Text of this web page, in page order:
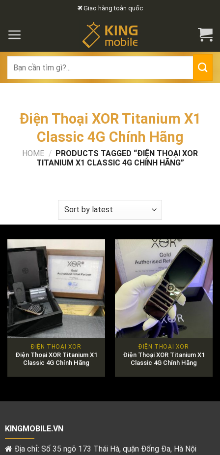
to
content
Giao hàng toàn quốc
for:
Điện Thoại XOR Titanium X1
Classic 4G Chính Hãng
HOME / PRODUCTS TAGGED “ĐIỆN THOẠI XOR
TITANIUM X1 CLASSIC 4G CHÍNH HÃNG”
ĐIỆN THOẠI XOR
Điện Thoại XOR Titanium X1
Classic 4G Chính Hãng
ĐIỆN THOẠI XOR
Điện Thoại XOR Titanium X1
Classic 4G Chính Hãng
KINGMOBILE.VN
Địa chỉ: Số 35 ngõ 173 Thái Hà, quận Đống Đa, Hà Nội